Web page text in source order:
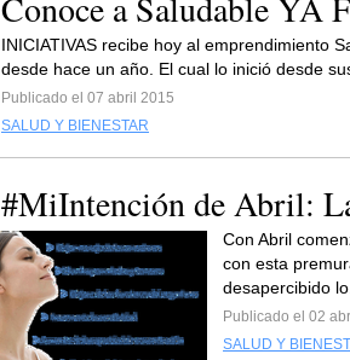
INICIATIVAS recibe hoy al emprendimiento
desde hace un año. El cual lo inició desde
Publicado el 07 abril 2015
SALUD Y BIENESTAR
#MiIntención de Abril:
Con Abril
con esta
desapercibido
Publicado el 02
SALUD Y